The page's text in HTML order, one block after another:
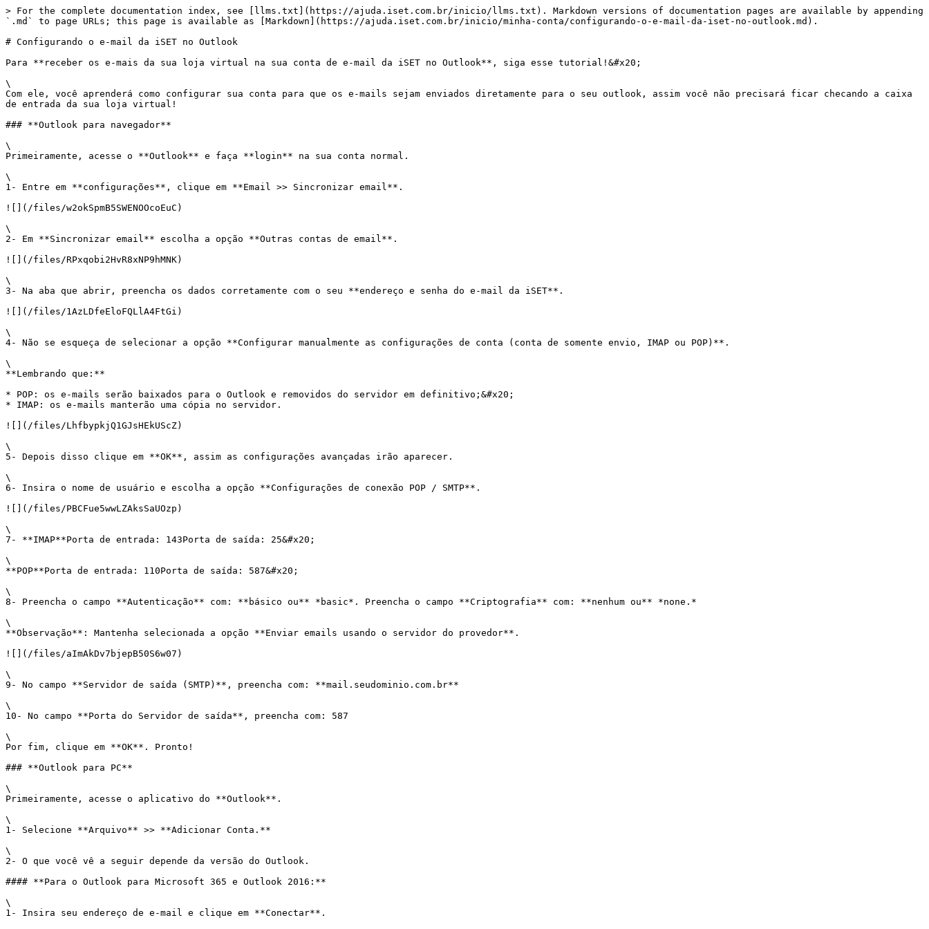
> For the complete documentation index, see [llms.txt](https://ajuda.iset.com.br/inicio/llms.txt). Markdown versions of documentation pages are available by appending
`.md` to page URLs; this page is available as [Markdown](https://ajuda.iset.com.br/inicio/minha-conta/configurando-o-e-mail-da-iset-no-outlook.md).
# Configurando o e-mail da iSET no Outlook
Para **receber os e-mais da sua loja virtual na sua conta de e-mail da iSET no Outlook**, siga esse tutorial!&#x20;
\
Com ele, você aprenderá como configurar sua conta para que os e-mails sejam enviados diretamente para o seu outlook, assim você não precisará ficar checando a caixa
de entrada da sua loja virtual!
### **Outlook para navegador**
\
Primeiramente, acesse o **Outlook** e faça **login** na sua conta normal.
\
1- Entre em **configurações**, clique em **Email >> Sincronizar email**.
![](/files/w2okSpmB5SWENOOcoEuC)
\
2- Em **Sincronizar email** escolha a opção **Outras contas de email**.
![](/files/RPxqobi2HvR8xNP9hMNK)
\
3- Na aba que abrir, preencha os dados corretamente com o seu **endereço e senha do e-mail da iSET**.
![](/files/1AzLDfeEloFQLlA4FtGi)
\
4- Não se esqueça de selecionar a opção **Configurar manualmente as configurações de conta (conta de somente envio, IMAP ou POP)**.
\
**Lembrando que:**
* POP: os e-mails serão baixados para o Outlook e removidos do servidor em definitivo;&#x20;
* IMAP: os e-mails manterão uma cópia no servidor.
![](/files/LhfbypkjQ1GJsHEkUScZ)
\
5- Depois disso clique em **OK**, assim as configurações avançadas irão aparecer.
\
6- Insira o nome de usuário e escolha a opção **Configurações de conexão POP / SMTP**.
![](/files/PBCFue5wwLZAksSaUOzp)
\
7- **IMAP**Porta de entrada: 143Porta de saída: 25&#x20;
\
**POP**Porta de entrada: 110Porta de saída: 587&#x20;
\
8- Preencha o campo **Autenticação** com: **básico ou** *basic*. Preencha o campo **Criptografia** com: **nenhum ou** *none.*
\
**Observação**: Mantenha selecionada a opção **Enviar emails usando o servidor do provedor**.
![](/files/aImAkDv7bjepB50S6w07)
\
9- No campo **Servidor de saída (SMTP)**, preencha com: **mail.seudominio.com.br**
\
10- No campo **Porta do Servidor de saída**, preencha com: 587
\
Por fim, clique em **OK**. Pronto!
### **Outlook para PC**
\
Primeiramente, acesse o aplicativo do **Outlook**.
\
1- Selecione **Arquivo** >> **Adicionar Conta.**
\
2- O que você vê a seguir depende da versão do Outlook.
#### **Para o Outlook para Microsoft 365 e Outlook 2016:**
\
1- Insira seu endereço de e-mail e clique em **Conectar**.